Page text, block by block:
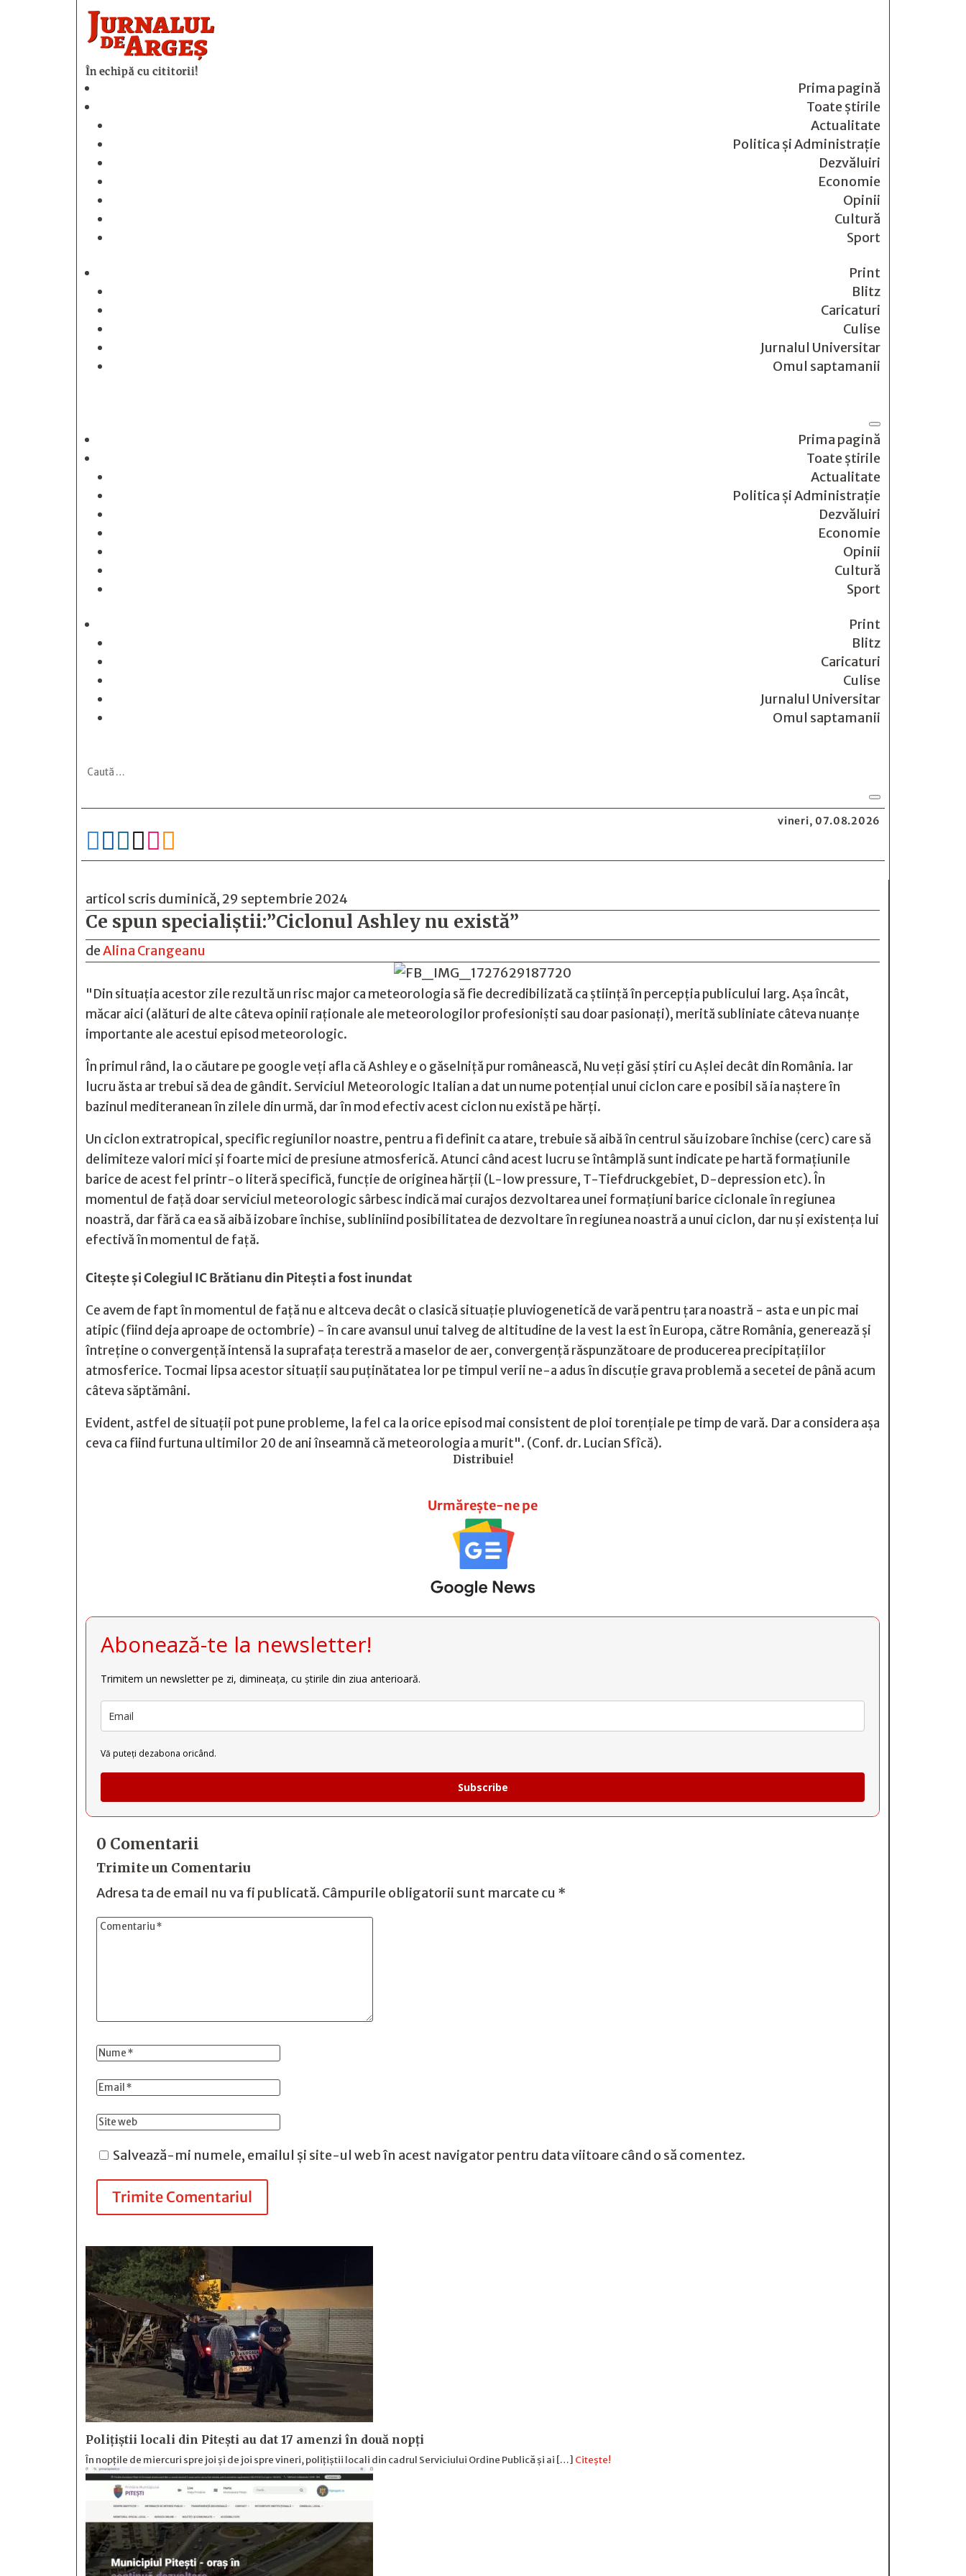
În echipă cu cititorii!
Prima pagină
Toate știrile
Actualitate
Politica și Administrație
Dezvăluiri
Economie
Opinii
Cultură
Sport
Print
Blitz
Caricaturi
Culise
Jurnalul Universitar
Omul saptamanii
Prima pagină
Toate știrile
Actualitate
Politica și Administrație
Dezvăluiri
Economie
Opinii
Cultură
Sport
Print
Blitz
Caricaturi
Culise
Jurnalul Universitar
Omul saptamanii
vineri, 07.08.2026

articol scris duminică, 29 septembrie 2024
Ce spun specialiștii:”Ciclonul Ashley nu există”
deAlina Crangeanu
"Din situația acestor zile rezultă un risc major ca meteorologia să fie decredibilizată ca știință în percepția publicului larg. Așa încât,
măcar aici (alături de alte câteva opinii raționale ale meteorologilor profesioniști sau doar pasionați), merită subliniate câteva nuanțe
importante ale acestui episod meteorologic.
În primul rând, la o căutare pe google veți afla că Ashley e o găselniță pur românească, Nu veți găsi știri cu Așlei decât din România. Iar
lucru ăsta ar trebui să dea de gândit. Serviciul Meteorologic Italian a dat un nume potențial unui ciclon care e posibil să ia naștere în
bazinul mediteranean în zilele din urmă, dar în mod efectiv acest ciclon nu există pe hărți.
Un ciclon extratropical, specific regiunilor noastre, pentru a fi definit ca atare, trebuie să aibă în centrul său izobare închise (cerc) care să
delimiteze valori mici și foarte mici de presiune atmosferică. Atunci când acest lucru se întâmplă sunt indicate pe hartă formațiunile
barice de acest fel printr-o literă specifică, funcție de originea hărții (L-low pressure, T-Tiefdruckgebiet, D-depression etc). În
momentul de față doar serviciul meteorologic sârbesc indică mai curajos dezvoltarea unei formațiuni barice ciclonale în regiunea
noastră, dar fără ca ea să aibă izobare închise, subliniind posibilitatea de dezvoltare în regiunea noastră a unui ciclon, dar nu și existența lui
efectivă în momentul de față.
Citește șiColegiul IC Brătianu din Pitești a fost inundat
Ce avem de fapt în momentul de față nu e altceva decât o clasică situație pluviogenetică de vară pentru țara noastră - asta e un pic mai
atipic (fiind deja aproape de octombrie) - în care avansul unui talveg de altitudine de la vest la est în Europa, către România, generează și
întreține o convergență intensă la suprafața terestră a maselor de aer, convergență răspunzătoare de producerea precipitațiilor
atmosferice. Tocmai lipsa acestor situații sau puținătatea lor pe timpul verii ne-a adus în discuție grava problemă a secetei de până acum
câteva săptămâni.
Evident, astfel de situații pot pune probleme, la fel ca la orice episod mai consistent de ploi torențiale pe timp de vară. Dar a considera așa
ceva ca fiind furtuna ultimilor 20 de ani înseamnă că meteorologia a murit". (Conf. dr. Lucian Sfîcă).
Distribuie!
Urmărește-ne pe
Abonează-te la newsletter!
Trimitem un newsletter pe zi, dimineața, cu știrile din ziua anterioară.
Vă puteți dezabona oricând.
Subscribe
0 Comentarii
Trimite un Comentariu
Adresa ta de email nu va fi publicată. Câmpurile obligatorii sunt marcate cu *
Salvează-mi numele, emailul și site-ul web în acest navigator pentru data viitoare când o să comentez.
Trimite Comentariul
Polițiștii locali din Pitești au dat 17 amenzi în două nopți
În nopțile de miercuri spre joi și de joi spre vineri, polițiștii locali din cadrul Serviciului Ordine Publică și ai […] Citește!